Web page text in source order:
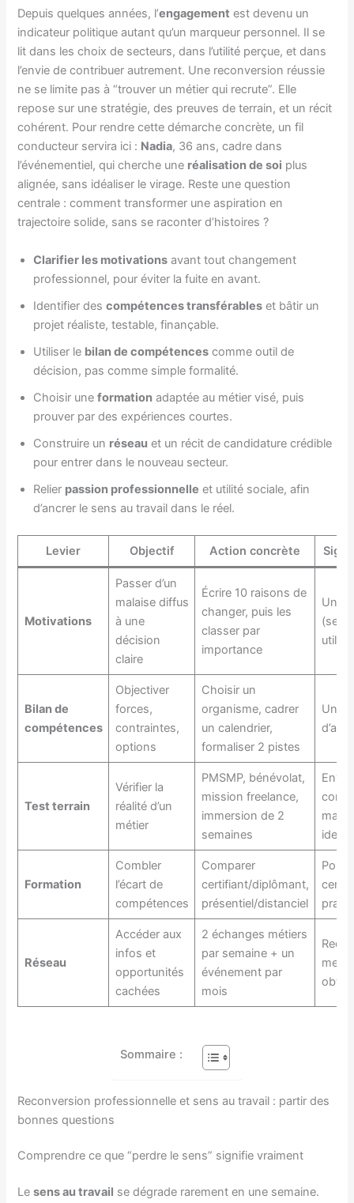
Depuis quelques années, l’engagement est devenu un
indicateur politique autant qu’un marqueur personnel. Il se
lit dans les choix de secteurs, dans l’utilité perçue, et dans
l’envie de contribuer autrement. Une reconversion réussie
ne se limite pas à “trouver un métier qui recrute”. Elle
repose sur une stratégie, des preuves de terrain, et un récit
cohérent. Pour rendre cette démarche concrète, un fil
conducteur servira ici : Nadia, 36 ans, cadre dans
l’événementiel, qui cherche une réalisation de soi plus
alignée, sans idéaliser le virage. Reste une question
centrale : comment transformer une aspiration en
trajectoire solide, sans se raconter d’histoires ?
Clarifier les motivations avant tout changement
professionnel, pour éviter la fuite en avant.
Identifier descompétences transférables et bâtir un
projet réaliste, testable, finançable.
Utiliser le bilan de compétences comme outil de
décision, pas comme simple formalité.
Choisir uneformation adaptée au métier visé, puis
prouver par des expériences courtes.
Construire un réseau et un récit de candidature crédible
pour entrer dans le nouveau secteur.
Relier passion professionnelle et utilité sociale, afin
d’ancrer le sens au travail dans le réel.
Levier Objectif Action concrète
Motivations
Passer d’un
malaise diffus
à une
décision
claire
Écrire 10 raisons de
changer, puis les
classer par
importance
Une
Bilan de
compétences
Objectiver
forces,
contraintes,
options
Choisir un
organisme, cadrer
un calendrier,
formaliser 2 pistes
Un
Test terrain
Vérifier la
réalité d’un
métier
PMSMP, bénévolat,
mission freelance,
immersion de 2
semaines
Formation
Combler
l’écart de
compétences
Comparer
certifiant/diplômant,
présentiel/distanciel
Réseau
Accéder aux
infos et
opportunités
cachées
2 échanges métiers
par semaine + un
événement par
mois
Sommaire :
Reconversion professionnelle et sens au travail : partir des
bonnes questions
Comprendre ce que “perdre le sens” signifie vraiment
Lesens au travail se dégrade rarement en une semaine.